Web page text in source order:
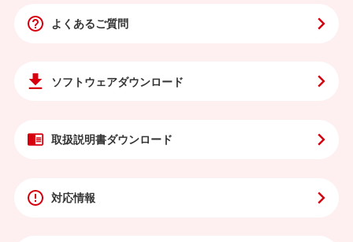
よくあるご質問
ソフトウェアダウンロード
取扱説明書ダウンロード
対応情報